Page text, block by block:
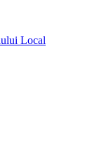
Local